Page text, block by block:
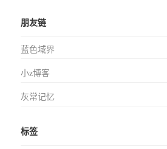
朋友链
蓝色域界
小z博客
灰常记忆
标签